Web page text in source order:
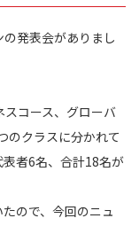
の発表会がありまし
スコース、グローバ
のクラスに分かれて
者6名、合計18名が
ので、今回のニュ